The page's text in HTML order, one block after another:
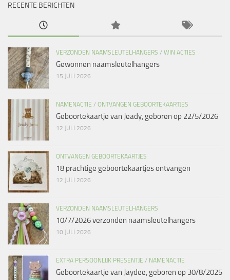
RECENTE BERICHTEN
VERZONDEN NAAMSLEUTELHANGERS / WIN ACTIES
Gewonnen naamsleutelhangers
15 JULI 2026
NAMENACTIE / ONTVANGEN GEBOORTEKAARTJES
Geboortekaartje van Jeady, geboren op 22/5/2026
12 JULI 2026
ONTVANGEN GEBOORTEKAARTJES
18 prachtige geboortekaartjes ontvangen
12 JULI 2026
VERZONDEN NAAMSLEUTELHANGERS
10/7/2026 verzonden naamsleutelhangers
10 JULI 2026
EXTRA PERSOONLIJK PRESENTJE / NAMENACTIE
Geboortekaartje van Jaydee, geboren op 30/8/2025